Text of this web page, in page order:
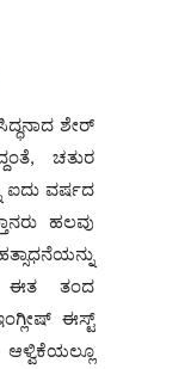
ಶೇ‌ರ್
ಚತುರ
ಐದು ವರ್ಷದ
ಹಲವು
ಈತ ತಂದ
ಈಸ್ಟ್